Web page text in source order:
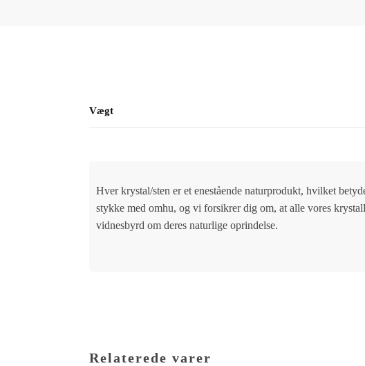
Vægt
Hver krystal/sten er et enestående naturprodukt, hvilket
stykke med omhu, og vi forsikrer dig om, at alle vores
vidnesbyrd om deres naturlige oprindelse.
Relaterede varer